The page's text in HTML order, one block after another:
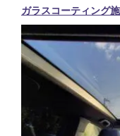
ガラスコーティング施